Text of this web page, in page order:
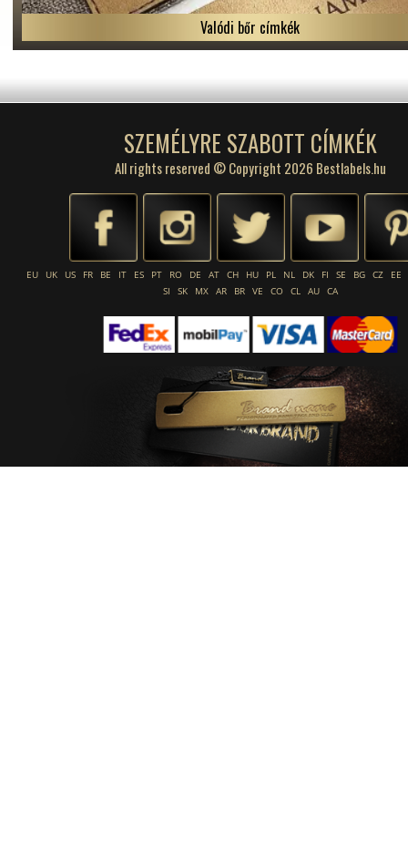
Valódi bőr címkék
SZEMÉLYRE SZABOTT CÍMKÉK
All rights reserved © Copyright 2026 Bestlabels.hu
EU UK US FR BE IT ES PT RO DE AT CH HU PL NL DK FI SE BG CZ
EE
SI
SK MX AR BR VE CO CL AU CA